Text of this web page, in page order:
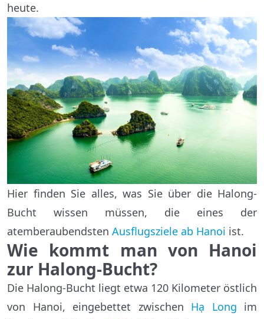
heute.
Hier finden Sie alles, was Sie über die Halong-
Bucht wissen müssen, die eines der
atemberaubendsten Ausflugsziele ab Hanoi ist.
Wie kommt man von Hanoi
zur Halong-Bucht?
Die Halong-Bucht liegt etwa 120 Kilometer östlich
von Hanoi, eingebettet zwischen Hạ Long im